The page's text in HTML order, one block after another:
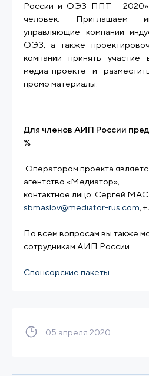
России и ОЭЗ ППТ - 2020»
человек. Приглашаем
управляющие компании
ОЭЗ, а также
компании принять
медиа-проекте и
промо материалы.
Для членов АИП России
%
Оператором проекта
агентство «Медиатор»,
контактное лицо: Сергей
sbmaslov@mediator-rus.com ,
По всем вопросам вы также
сотрудникам АИП России.
Спонсорские пакеты
05 апреля 2020